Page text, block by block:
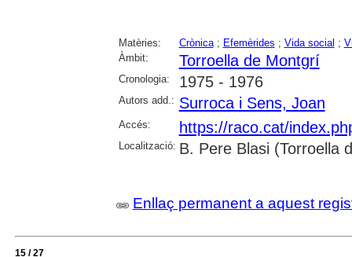
Matèries: Crònica; Efemèrides ; Vida social ;
Àmbit:
Torroella de Montgrí
Cronologia: 1975 - 1976
Autors add.: Surroca i Sens, Joan
Accés: https://raco.cat/
Localització: B. Pere Blasi (Torroella
Enllaç permanent a aquest
15 / 27